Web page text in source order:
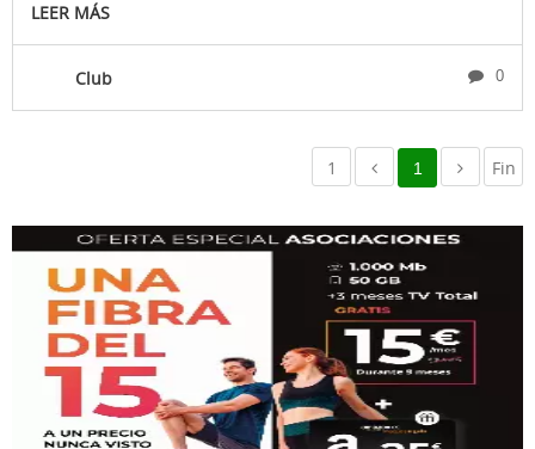
LEER MÁS
Club 0
1 1 Fin